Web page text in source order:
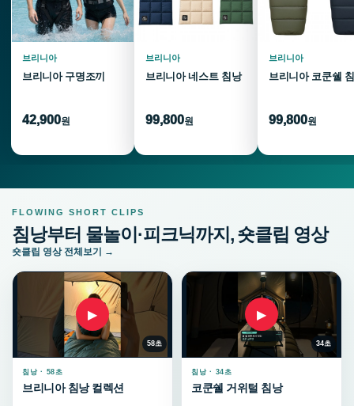
브리니아
브리니아 구명조끼
42,900원
브리니아
브리니아 네스트 침낭
99,800원
브리니아
브리니아 코쿤쉘
99,800원
FLOWING SHORT CLIPS
침낭부터 물놀이·피크닉까지, 숏클립 영상
숏클립 영상 전체보기 →
▶
58초
침낭 · 58초
브리니아 침낭 컬렉션
▶
34초
침낭 · 34초
코쿤쉘 거위털 침낭